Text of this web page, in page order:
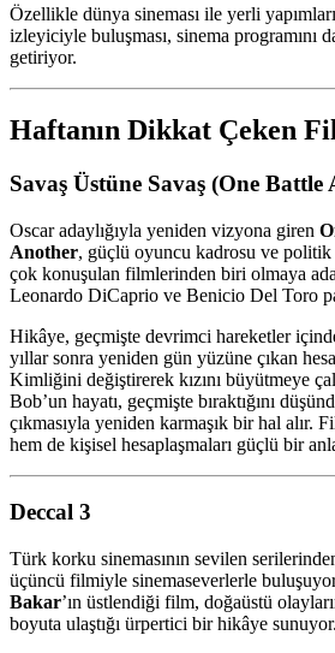
Özellikle dünya sineması ile yerli
izleyiciyle buluşması, sinema programını
getiriyor.
Haftanın Dikkat Çeken
Savaş Üstüne Savaş (One
Oscar adaylığıyla yeniden vizyona giren
Another, güçlü oyuncu kadrosu ve politik
çok konuşulan filmlerinden biri olmaya
Leonardo DiCaprio ve Benicio Del Toro
Hikâye, geçmişte devrimci hareketler
yıllar sonra yeniden gün yüzüne çıkan
Kimliğini değiştirerek kızını büyütmeye
Bob’un hayatı, geçmişte bıraktığını
çıkmasıyla yeniden karmaşık bir hal alır.
hem de kişisel hesaplaşmaları güçlü bir
Deccal 3
Türk korku sinemasının sevilen
üçüncü filmiyle sinemaseverlerle
Bakar’ın üstlendiği film, doğaüstü
boyuta ulaştığı ürpertici bir hikâye sunuyor.